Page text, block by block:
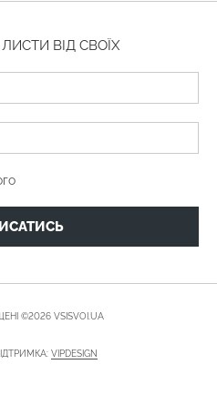
ВІД СВОЇХ
©2026 VSISVOI.UA
VIPDESIGN